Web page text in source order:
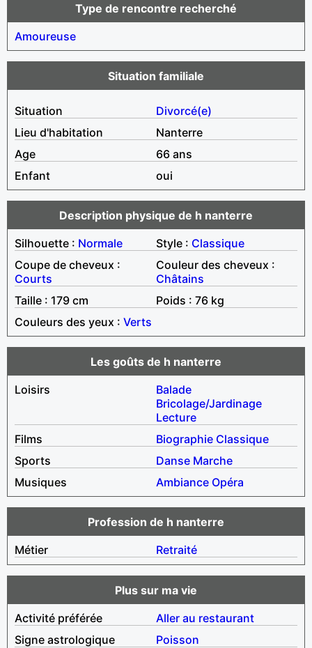
Type de rencontre recherché
Amoureuse
Situation familiale
Situation
Divorcé(e)
Lieu d'habitation
Nanterre
Age
66 ans
Enfant
oui
Description physique de h nanterre
Silhouette : Normale Style : Classique
Coupe de cheveux :
Courts
Couleur des cheveux :
Châtains
Taille : 179 cm
Poids : 76 kg
Couleurs des yeux : Verts
Les goûts de h nanterre
Loisirs
Balade
Bricolage/Jardinage
Lecture
Films
Biographie Classique
Sports
Danse Marche
Musiques
Ambiance Opéra
Profession de h nanterre
Métier
Retraité
Plus sur ma vie
Activité préférée
Aller au restaurant
Signe astrologique
Poisson